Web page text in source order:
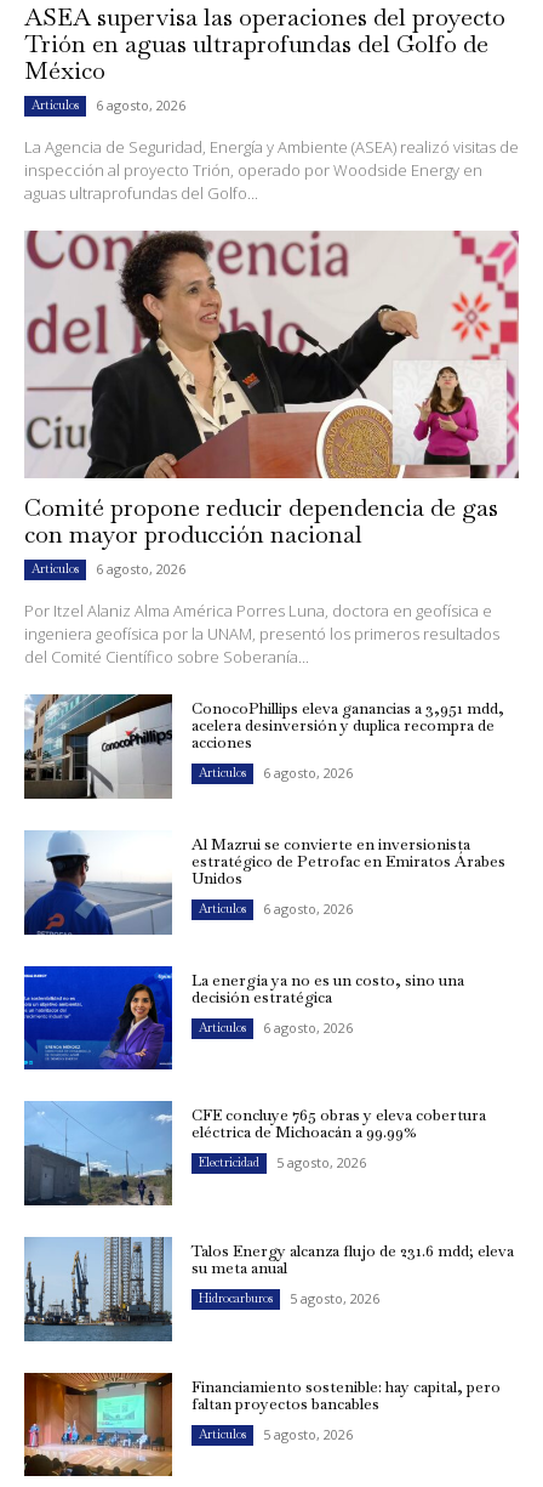
ASEA supervisa las operaciones del proyecto
Trión en aguas ultraprofundas del Golfo de
México
Artículos 6 agosto, 2026
La Agencia de Seguridad, Energía y Ambiente (ASEA) realizó visitas de
inspección al proyecto Trión, operado por Woodside Energy en
aguas ultraprofundas del Golfo...
Comité propone reducir dependencia de gas
con mayor producción nacional
Artículos 6 agosto, 2026
Por Itzel Alaniz Alma América Porres Luna, doctora en geofísica e
ingeniera geofísica por la UNAM, presentó los primeros resultados
del Comité Científico sobre Soberanía...
ConocoPhillips eleva ganancias a 3,951 mdd,
acelera desinversión y duplica recompra de
acciones
Artículos 6 agosto, 2026
Al Mazrui se convierte en inversionista
estratégico de Petrofac en Emiratos Árabes
Unidos
Artículos 6 agosto, 2026
La energía ya no es un costo, sino una
decisión estratégica
Artículos 6 agosto, 2026
CFE concluye 765 obras y eleva cobertura
eléctrica de Michoacán a 99.99%
Electricidad 5 agosto, 2026
Talos Energy alcanza flujo de 231.6 mdd; eleva
su meta anual
Hidrocarburos 5 agosto, 2026
Financiamiento sostenible: hay capital, pero
faltan proyectos bancables
Artículos 5 agosto, 2026